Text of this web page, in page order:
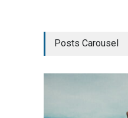
Posts Carousel